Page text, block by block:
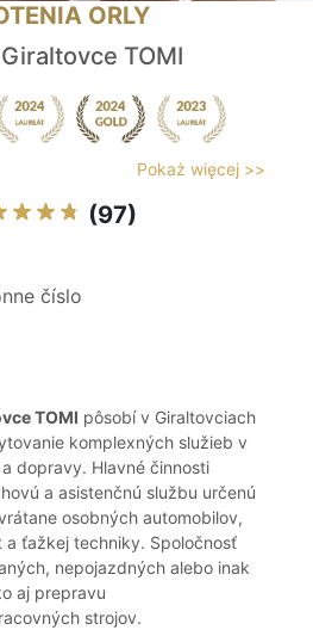
ORLY
TOMI
Pokaż więcej >>
(97)
číslo
TOMI pôsobí v Giraltovciach
komplexných služieb v
dopravy. Hlavné činnosti
a asistenčnú službu určenú
osobných automobilov,
ťažkej techniky. Spoločnosť
nepojazdných alebo inak
aj prepravu
strojov.